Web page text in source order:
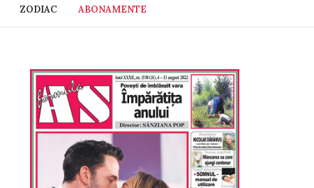
ZODIAC ABONAMENTE